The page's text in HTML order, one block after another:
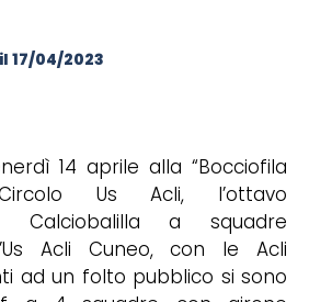
17/04/2023
14 aprile alla “Bocciofila
Circolo Us Acli, l’ottavo
Calciobalilla a squadre
Acli Cuneo, con le Acli
ad un folto pubblico si sono